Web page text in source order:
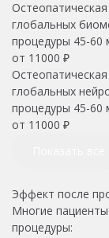
глобальных
процедуры 45-60
от 11000 ₽
глобальных
процедуры 45-60
от 11000 ₽
Эффект после
Многие
процедуры: